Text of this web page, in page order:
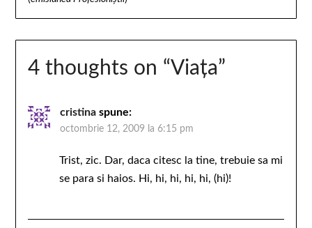
4 thoughts on “Viaţa”
cristina spune:
octombrie 12, 2009 la 6:15 pm
Trist, zic. Dar, daca citesc la tine, trebuie sa mi
se para si haios. Hi, hi, hi, hi, hi, (hi)!